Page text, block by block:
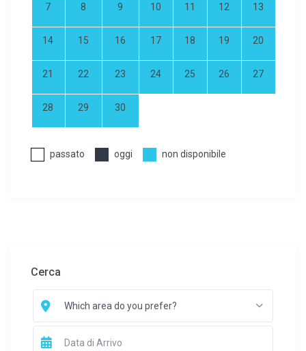
7 8 9 10 11 12 13
14 15 16 17 18 19 20
21 22 23 24 25 26 27
28 29 30
passato oggi non disponibile
Cerca
Which area do you prefer?